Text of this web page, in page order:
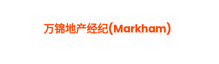
万锦地产经纪(Markham)